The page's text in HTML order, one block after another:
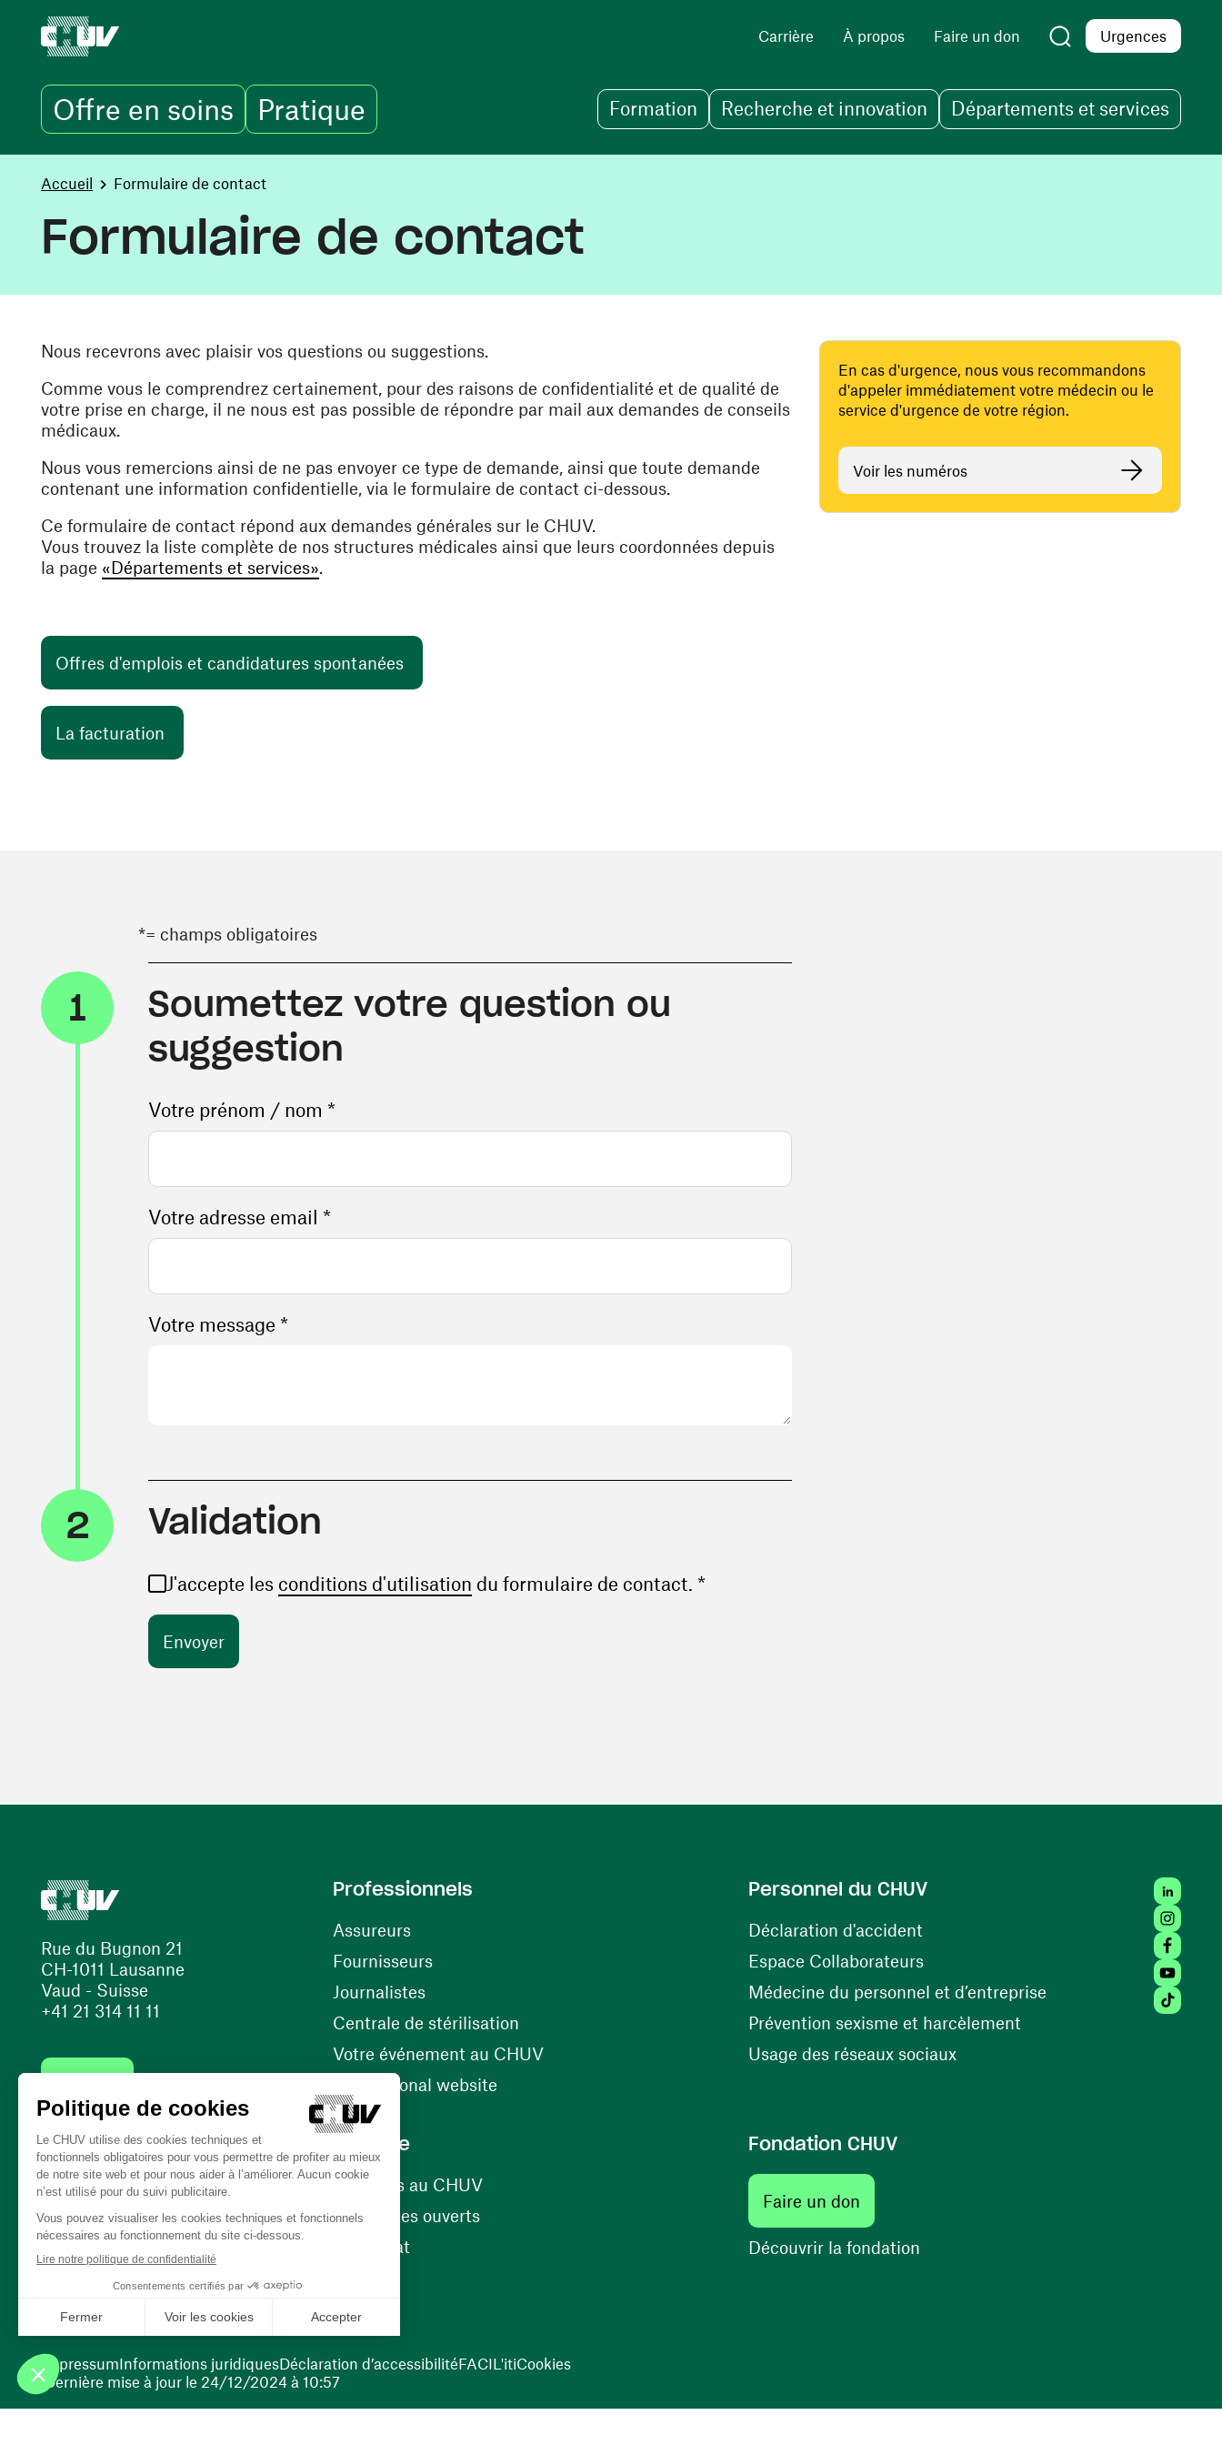
Carrière À propos Faire un don Urgences
Offre en soins Pratique Formation Recherche et innovation Départements et services
You are here:
Accueil Formulaire de contact
Formulaire de contact
Nous recevrons avec plaisir vos questions ou suggestions.
Comme vous le comprendrez certainement, pour des raisons de confidentialité et de qualité de
votre prise en charge, il ne nous est pas possible de répondre par mail aux demandes de conseils
médicaux.
Nous vous remercions ainsi de ne pas envoyer ce type de demande, ainsi que toute demande
contenant une information confidentielle, via le formulaire de contact ci-dessous.
Ce formulaire de contact répond aux demandes générales sur le CHUV.
Vous trouvez la liste complète de nos structures médicales ainsi que leurs coordonnées depuis
la page «Départements et services».
Offres d'emplois et candidatures spontanées
La facturation
En cas d'urgence, nous vous recommandons
d'appeler immédiatement votre médecin ou le
service d'urgence de votre région.
Voir les numéros
*= champs obligatoires
1
Soumettez votre question ou
suggestion
Votre prénom / nom *
Votre adresse email *
Votre message *
2 Validation
J'accepte les conditions d'utilisation (ouvre une nouvelle fenêtre)
du formulaire de contact. *
Rue du Bugnon 21
CH-1011 Lausanne
Vaud - Suisse
+41 21 314 11 11
(ouvre une nouvelle fenêtre)
(ouvre une nouvelle fenêtre)
Professionnels
Assureurs
Fournisseurs(ouvre une nouvelle fenêtre)
Journalistes
Centrale de stérilisation
Votre événement au CHUV(ouvre une nouvelle fenêtre)
International website
Personnel du CHUV
Déclaration d'accident(ouvre une nouvelle fenêtre)
Espace Collaborateurs(ouvre une nouvelle fenêtre)
Médecine du personnel et d’entreprise(ouvre une nouvelle
Prévention sexisme et harcèlement(ouvre une nouvelle
Usage des réseaux sociaux(ouvre une nouvelle fenêtre)
Carrière
Carrières au CHUV(ouvre une nouvelle fenêtre)
Nos postes ouverts(ouvre une nouvelle fenêtre)
Bénévolat
Fondation CHUV
Faire un don(ouvre une nouvelle fenêtre)
Découvrir la fondation(ouvre une nouvelle fenêtre)
Tiktok
Dernière mise à jour le 24/12/2024 à 10:57
ImpressumInformations juridiquesDéclaration d’accessibilitéFACIL'itiCookies